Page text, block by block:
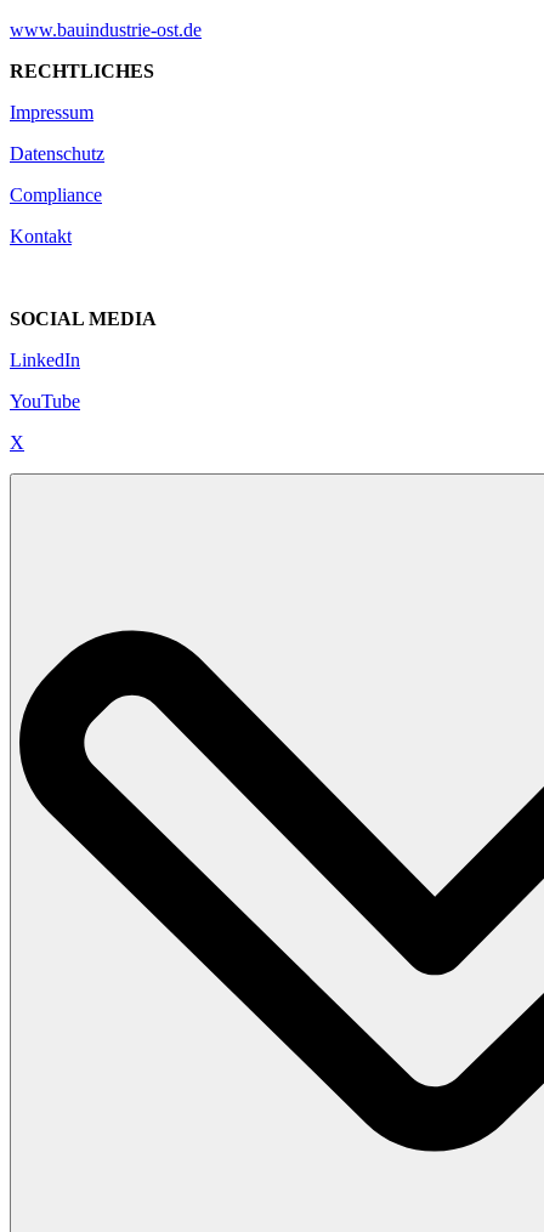
www.bauindustrie-ost.de
RECHTLICHES
Impressum
Datenschutz
Compliance
Kontakt
SOCIAL MEDIA
LinkedIn
YouTube
X